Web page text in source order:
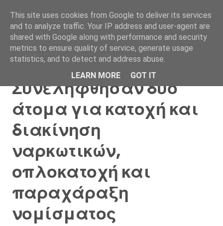
Ιωάννινα:
Συνελήφθησαν δύο
άτομα για κατοχή και
διακίνηση
ναρκωτικών,
οπλοκατοχή και
παραχάραξη
νομίσματος
This site uses cookies from Google to deliver its services
and to analyze traffic. Your IP address and user-agent are
shared with Google along with performance and security
metrics to ensure quality of service, generate usage
statistics, and to detect and address abuse.
LEARN MORE
GOT IT